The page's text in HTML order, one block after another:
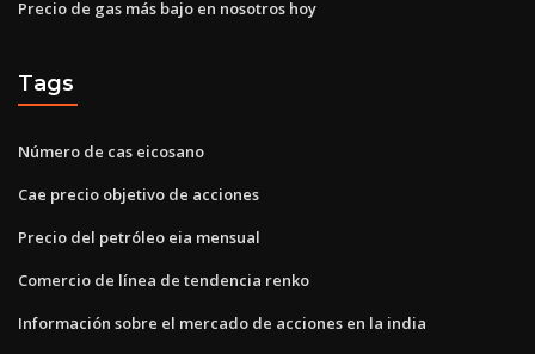
Precio de gas más bajo en nosotros hoy
Tags
Número de cas eicosano
Cae precio objetivo de acciones
Precio del petróleo eia mensual
Comercio de línea de tendencia renko
Información sobre el mercado de acciones en la india